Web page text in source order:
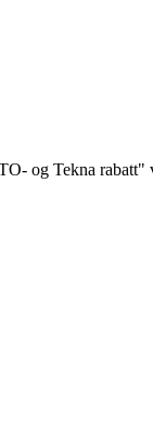
og Tekna rabatt"